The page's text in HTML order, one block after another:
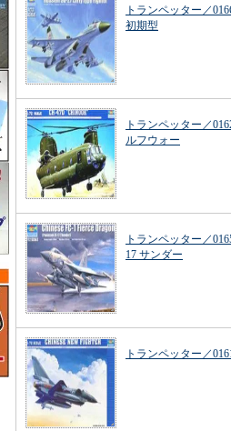
トランペッター／
初期型
トランペッター／
ルフウォー
トランペッター／
17 サンダー
トランペッター／